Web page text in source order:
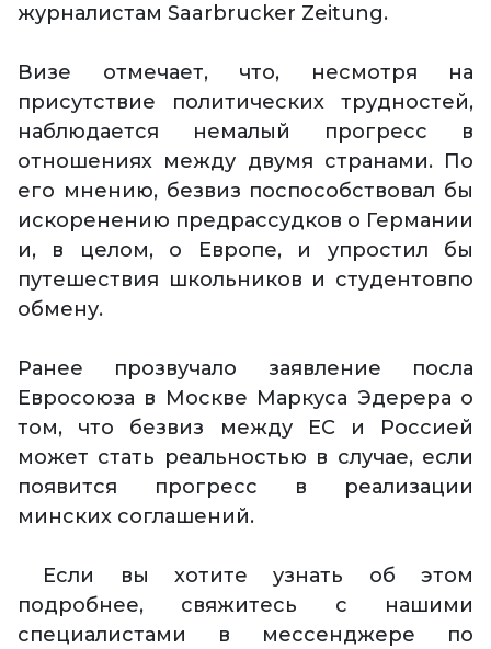
журналистам Saarbrucker Zeitung.
Визе отмечает, что, несмотря на
присутствие политических трудностей,
наблюдается немалый прогресс в
отношениях между двумя странами. По
его мнению, безвиз поспособствовал бы
искоренению предрассудков о Германии
и, в целом, о Европе, и упростил бы
путешествия школьников и студентовпо
обмену.
Ранее прозвучало заявление посла
Евросоюза в Москве Маркуса Эдерера о
том, что безвиз между ЕС и Россией
может стать реальностью в случае, если
появится прогресс в реализации
минских соглашений.
Если вы хотите узнать об этом
подробнее, свяжитесь с нашими
специалистами в мессенджере по